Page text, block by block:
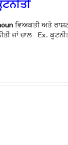
ਵਿਅਕਤੀ ਅਤੇ
ਜਾਂ ਚਾਲ Ex.